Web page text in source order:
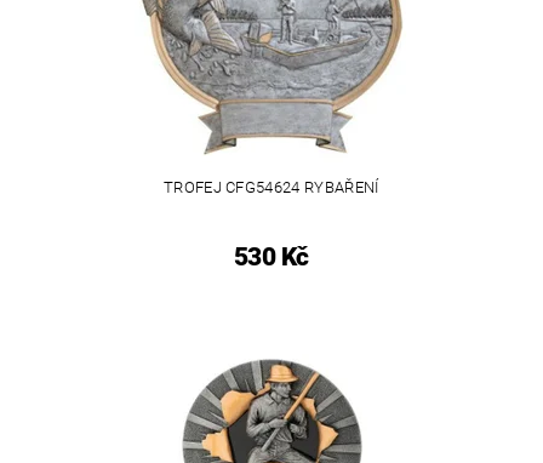
TROFEJ CFG54624 RYBAŘENÍ
530 Kč